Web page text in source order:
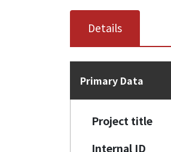
Details
Primary Data
Project title
Internal ID